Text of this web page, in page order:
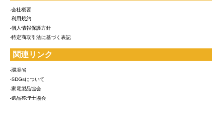
-会社概要
-利用規約
-個人情報保護方針
-特定商取引法に基づく表記
関連リンク
-環境省
-SDGsについて
-家電製品協会
-遺品整理士協会